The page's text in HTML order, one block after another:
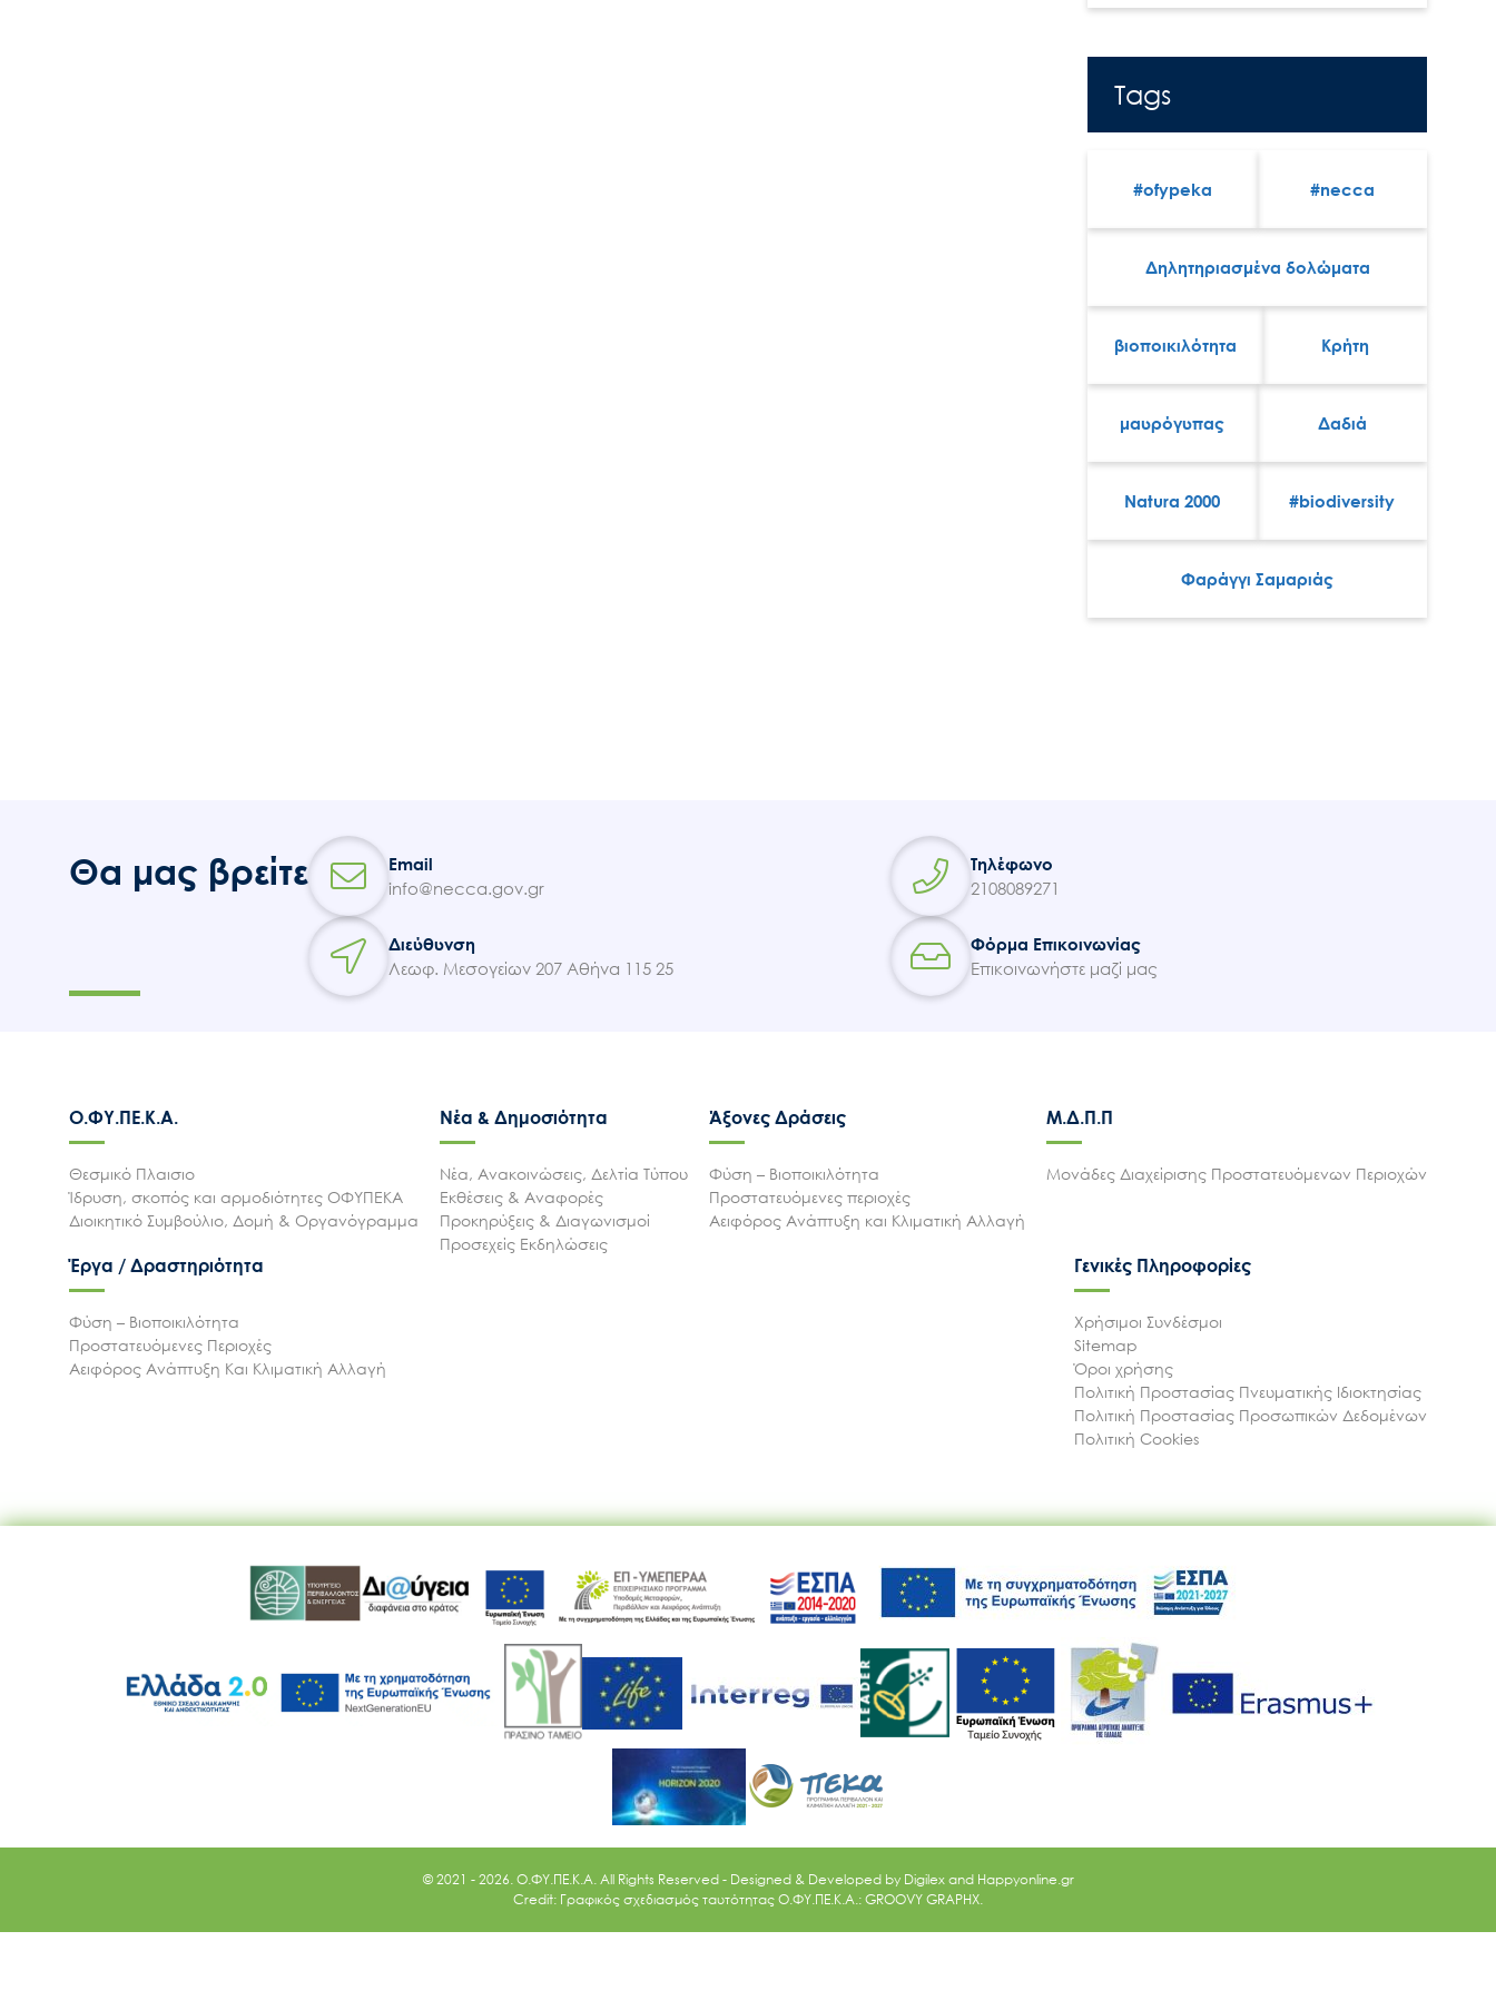
Ακολουθήστε μας
Tags
#ofypeka #necca
Δηλητηριασμένα δολώματα
βιοποικιλότητα Κρήτη
μαυρόγυπας Δαδιά
Natura 2000 #biodiversity
Φαράγγι Σαμαριάς
Θα μας βρείτε
Email
info@necca.gov.gr
Τηλέφωνο
2108089271
Διεύθυνση
Λεωφ. Μεσογείων 207 Αθήνα 115 25
Φόρμα Επικοινωνίας
Επικοινωνήστε μαζί μας
Ο.ΦΥ.ΠΕ.Κ.Α.
Θεσμικό Πλαισιο
Ίδρυση, σκοπός και αρμοδιότητες ΟΦΥΠΕΚΑ
Διοικητικό Συμβούλιο, Δομή & Οργανόγραμμα
Νέα & Δημοσιότητα
Νέα, Ανακοινώσεις, Δελτία Τύπου
Εκθέσεις & Αναφορές
Προκηρύξεις & Διαγωνισμοί
Προσεχείς Εκδηλώσεις
Άξονες Δράσεις
Φύση – Βιοποικιλότητα
Προστατευόμενες περιοχές
Αειφόρος Ανάπτυξη και Κλιματική Αλλαγή
Μ.Δ.Π.Π
Μονάδες Διαχείρισης Προστατευόμενων Περιοχών
Έργα / Δραστηριότητα
Φύση – Βιοποικιλότητα
Προστατευόμενες Περιοχές
Αειφόρος Ανάπτυξη Και Κλιματική Αλλαγή
Γενικές Πληροφορίες
Χρήσιμοι Συνδέσμοι
Sitemap
Όροι χρήσης
Πολιτική Προστασίας Πνευματικής Ιδιοκτησίας
Πολιτική Προστασίας Προσωπικών Δεδομένων
Πολιτική Cookies
© 2021 - 2026. O.ΦΥ.ΠΕ.Κ.Α. All Rights Reserved - Designed & Developed by Digilex and Happyonline.gr
Credit: Γραφικός σχεδιασμός ταυτότητας Ο.ΦΥ.ΠΕ.Κ.Α.: GROOVY GRAPHX.